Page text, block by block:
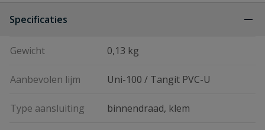
Specificaties
Gewicht 0,13 kg
Aanbevolen lijm Uni-100 / Tangit PVC-U
Type aansluiting binnendraad, klem